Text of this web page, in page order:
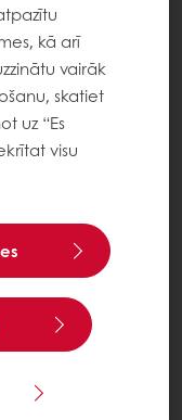
kā arī
vairāk
skatiet
uz “Es
visu